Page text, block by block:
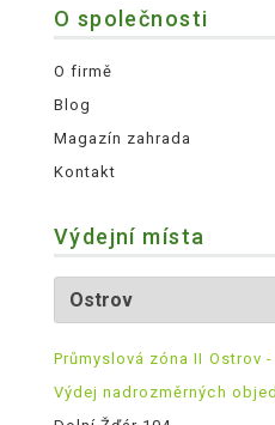
O společnosti
O firmě
Blog
Magazín zahrada
Kontakt
Výdejní místa
Průmyslová zóna II Ostrov
Výdej nadrozměrných